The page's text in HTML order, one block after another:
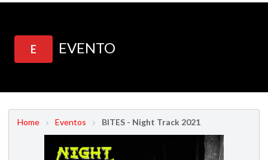
E EVENTO
Home Eventos BITES - Night Track 2021